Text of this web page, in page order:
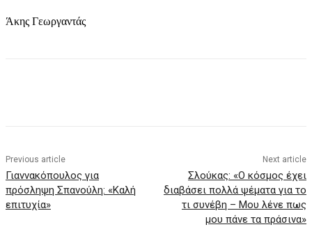
Άκης Γεωργαντάς
Previous article
Γιαννακόπουλος για
πρόσληψη Σπανούλη: «Καλή
επιτυχία»
Next article
Σλούκας: «Ο κόσμος έχει
διαβάσει πολλά ψέματα για το
τι συνέβη – Μου λένε πως
μου πάνε τα πράσινα»